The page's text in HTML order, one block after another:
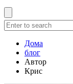
Дома
блог
Автор
Крис